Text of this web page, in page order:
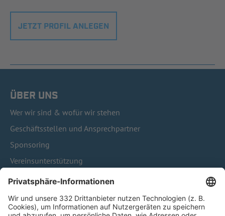
JETZT PROFIL ANLEGEN
ÜBER UNS
Wer wir sind & wofür wir stehen
Geschäftsstellen und Ansprechpartner
Sponsoring
Vereinsunterstützung
Infothek